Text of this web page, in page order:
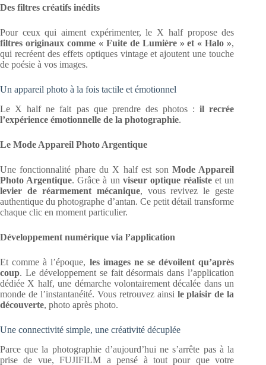
Des filtres créatifs inédits
Pour ceux qui aiment expérimenter, le X half propose des
filtres originaux comme « Fuite de Lumière » et « Halo »,
qui recréent des effets optiques vintage et ajoutent une touche
de poésie à vos images.
Un appareil photo à la fois tactile et émotionnel
Le X half ne fait pas que prendre des photos :il recrée
l’expérience émotionnelle de la photographie.
Le Mode Appareil Photo Argentique
Une fonctionnalité phare du X half est son Mode Appareil
Photo Argentique. Grâce à un viseur optique réalisteet un
levier de réarmement mécanique, vous revivez le geste
authentique du photographe d’antan. Ce petit détail transforme
chaque clic en moment particulier.
Développement numérique via l’application
Et comme à l’époque, les images ne se dévoilent qu’après
coup. Le développement se fait désormais dans l’application
dédiée X half, une démarche volontairement décalée dans un
monde de l’instantanéité. Vous retrouvez ainsi le plaisir de la
découverte, photo après photo.
Une connectivité simple, une créativité décuplée
Parce que la photographie d’aujourd’hui ne s’arrête pas à la
prise de vue, FUJIFILM a pensé à tout pour que votre